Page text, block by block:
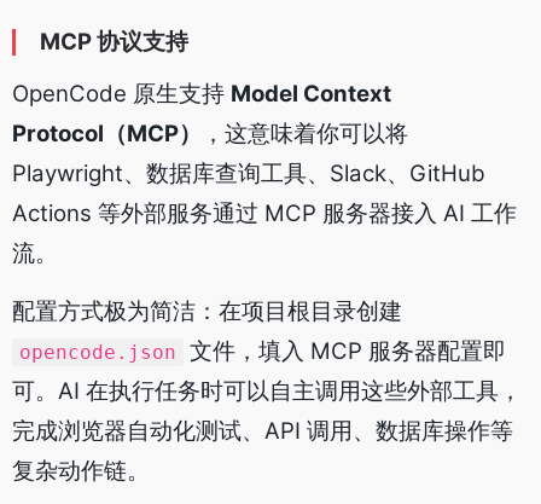
MCP 协议支持
OpenCode 原生支持 Model Context
Protocol（MCP）
，这意味着你可以将
Playwright、数据库查询工具、Slack、GitHub
Actions 等外部服务通过 MCP 服务器接入 AI 工作
流。
配置方式极为简洁：在项目根目录创建
opencode.json
文件，填入 MCP 服务器配置即
可。AI 在执行任务时可以自主调用这些外部工具，
完成浏览器自动化测试、API 调用、数据库操作等
复杂动作链。